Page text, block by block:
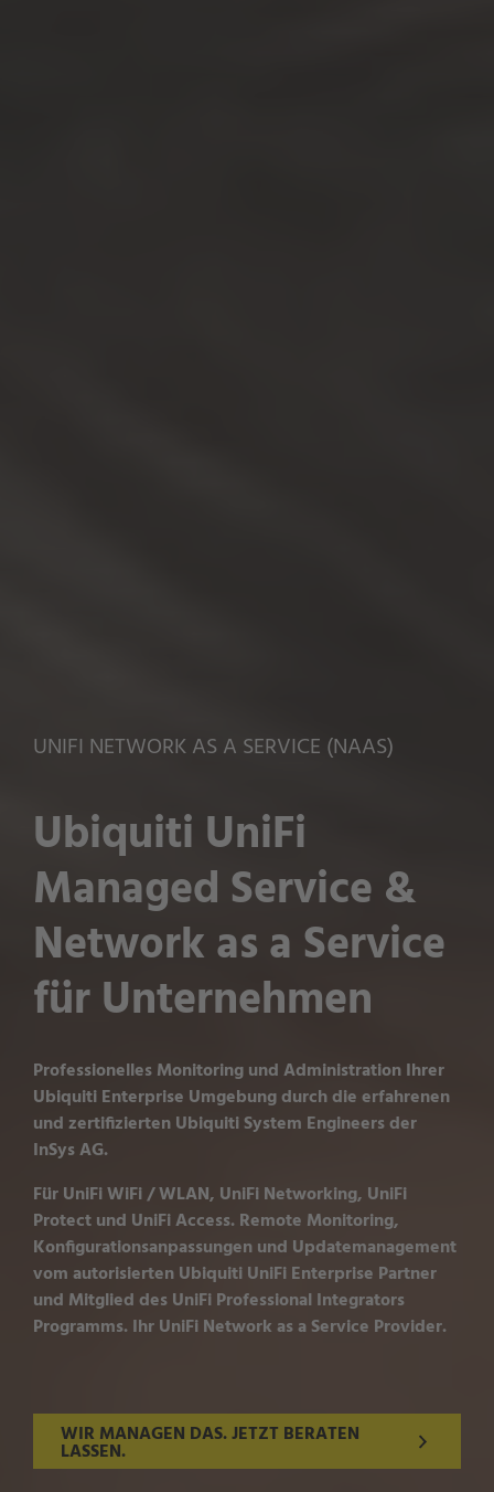
UNIFI NETWORK AS A SERVICE (NAAS)
Ubiquiti UniFi
Managed Service &
Network as a Service
für Unternehmen
Professionelles Monitoring und Administration Ihrer
Ubiquiti Enterprise Umgebung durch die erfahrenen
und zertifizierten Ubiquiti System Engineers der
InSys AG.
Für UniFi WiFi / WLAN, UniFi Networking, UniFi
Protect und UniFi Access. Remote Monitoring,
Konfigurationsanpassungen und Updatemanagement
vom autorisierten Ubiquiti UniFi Enterprise Partner
und Mitglied des UniFi Professional Integrators
Programms. Ihr UniFi Network as a Service Provider.
WIR MANAGEN DAS. JETZT BERATEN
LASSEN.